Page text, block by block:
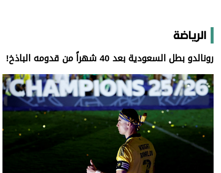
رونالدو بطل السعودية بعد 40 شهراً من قدومه الباذخ!